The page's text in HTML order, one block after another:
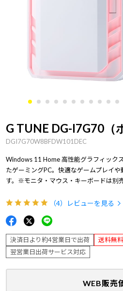
G TUNE DG-I7G70（
DGI7G70W8BFDW101DEC
Windows 11 Home 高性能グラフィック
たゲーミングPC。快適なゲームプレイ
す。※モニタ・マウス・キーボードは別売
（4） レビューを見る
決済日より約4営業日で出荷
送料無料
翌営業日出荷サービス対応
WEB販売